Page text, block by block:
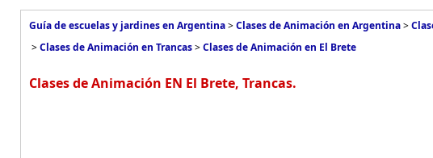
Guía de escuelas y jardines en Argentina>Clases de Animación en Argentina>
>Clases de Animación en Trancas>Clases de Animación en El Brete
Clases de Animación EN El Brete, Trancas.